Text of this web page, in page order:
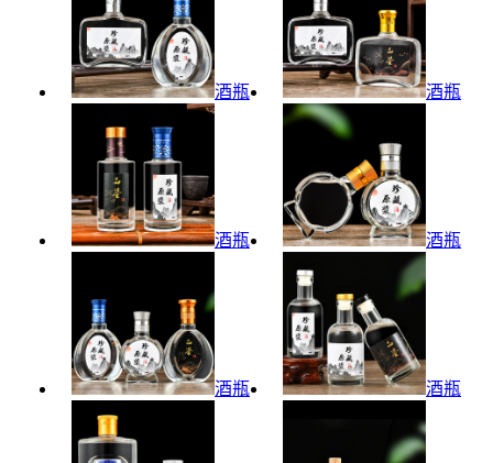
酒瓶 酒瓶
酒瓶 酒瓶
酒瓶 酒瓶